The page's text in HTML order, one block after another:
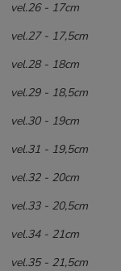
vel.26 - 17cm
vel.27 - 17,5cm
vel.28 - 18cm
vel.29 - 18,5cm
vel.30 - 19cm
vel.31 - 19,5cm
vel.32 - 20cm
vel.33 - 20,5cm
vel.34 - 21cm
vel.35 - 21,5cm